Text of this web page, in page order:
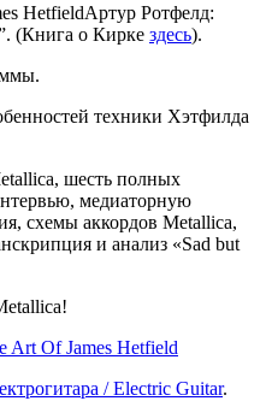
Артур Ротфелд:
(Книга о Кирке здесь).
техники Хэтфилда
шесть полных
медиаторную
схемы аккордов Metallica,
и анализ «Sad but
Of James Hetfield
/ Electric Guitar.